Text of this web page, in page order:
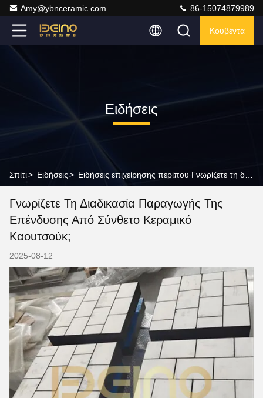
Amy@ybnceramic.com 86-15074879989
Κουβέντα
Ειδήσεις
Σπίτι> Ειδήσεις>
Γνωρίζετε Τη Διαδικασία Παραγωγής Της
Επένδυσης Από Σύνθετο Κεραμικό
Καουτσούκ;
2025-08-12